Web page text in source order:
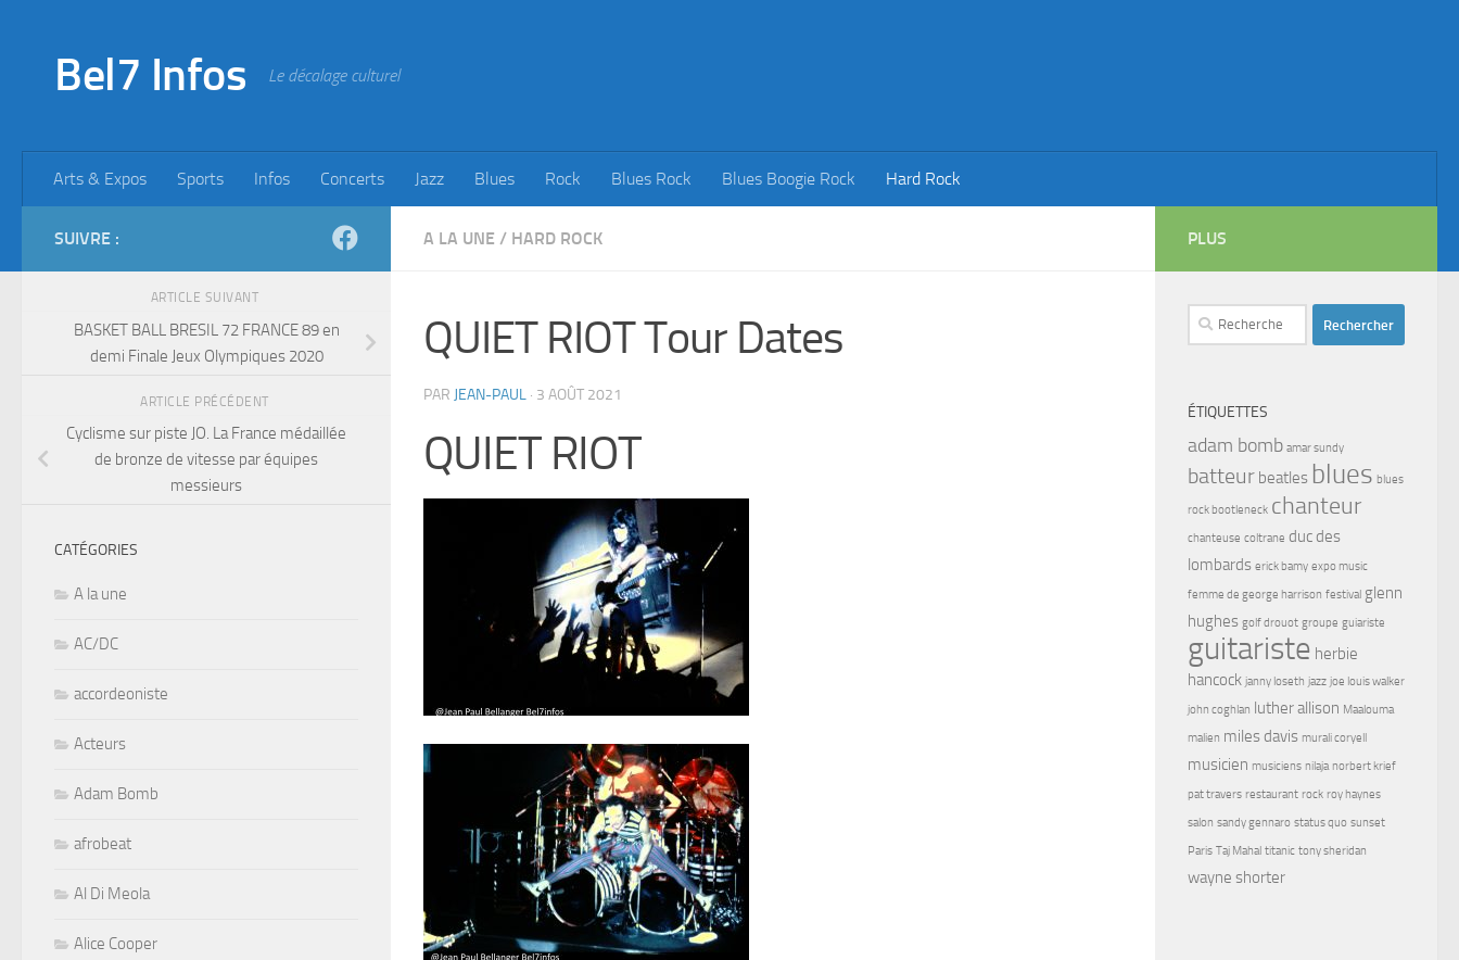
Bel7 Infos Le décalage culturel
Arts & Expos Sports Infos Concerts Jazz Blues Rock Blues Rock Blues Boogie Rock Hard Rock
A LA UNE / HARD ROCK
QUIET RIOT Tour Dates
PAR JEAN-PAUL · 3 AOÛT 2021
QUIET RIOT
SUIVRE :
ARTICLE SUIVANT
BASKET BALL BRESIL 72 FRANCE 89 en
demi Finale Jeux Olympiques 2020
ARTICLE PRÉCÉDENT
Cyclisme sur piste JO. La France médaillée
de bronze de vitesse par équipes
messieurs
CATÉGORIES
A la une
AC/DC
accordeoniste
Acteurs
Adam Bomb
afrobeat
Al Di Meola
Alice Cooper
PLUS
Rechercher :
ÉTIQUETTES
adam bomb amar sundy
batteur beatles blues blues
rock bootleneck chanteur
chanteuse coltrane duc des
lombards erick bamy expo music
femme de george harrison festival glenn
hughes golf drouot groupe guiariste
guitariste herbie
hancock janny loseth jazz joe louis walker
john coghlan luther allison Maalouma
malien miles davis murali coryell
musicien musiciens nilaja norbert krief
pat travers restaurant rock roy haynes
salon sandy gennaro status quo sunset
Paris Taj Mahal titanic tony sheridan
wayne shorter